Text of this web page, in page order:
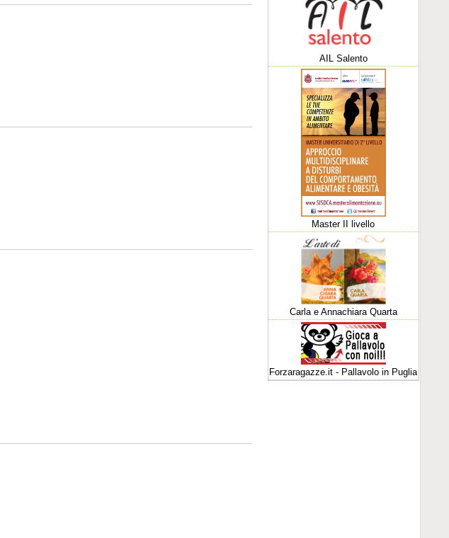
AIL Salento
Master II livello
Carla e Annachiara Quarta
Forzaragazze.it - Pallavolo in Puglia